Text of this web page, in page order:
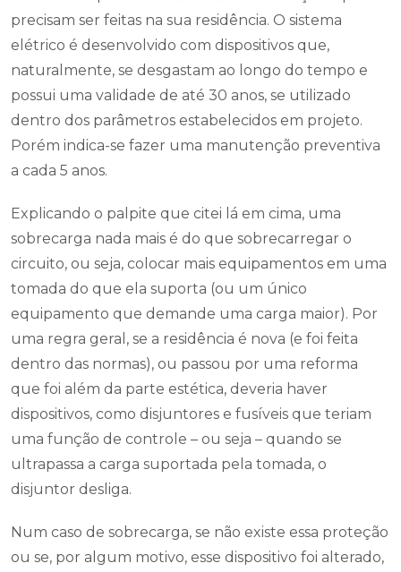
precisam ser feitas na sua residência. O sistema
elétrico é desenvolvido com dispositivos que,
naturalmente, se desgastam ao longo do tempo e
possui uma validade de até 30 anos, se utilizado
dentro dos parâmetros estabelecidos em projeto.
Porém indica-se fazer uma manutenção preventiva
a cada 5 anos.
Explicando o palpite que citei lá em cima, uma
sobrecarga nada mais é do que sobrecarregar o
circuito, ou seja, colocar mais equipamentos em uma
tomada do que ela suporta (ou um único
equipamento que demande uma carga maior). Por
uma regra geral, se a residência é nova (e foi feita
dentro das normas), ou passou por uma reforma
que foi além da parte estética, deveria haver
dispositivos, como disjuntores e fusíveis que teriam
uma função de controle – ou seja – quando se
ultrapassa a carga suportada pela tomada, o
disjuntor desliga.
Num caso de sobrecarga, se não existe essa proteção
ou se, por algum motivo, esse dispositivo foi alterado,